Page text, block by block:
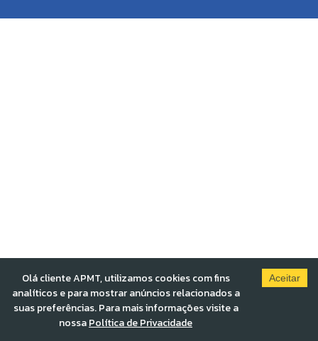
Olá cliente APMT, utilizamos cookies com fins
analíticos e para mostrar anúncios relacionados a
suas preferências. Para mais informações visite a
nossaPolítica de Privacidade
Aceitar